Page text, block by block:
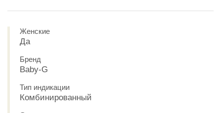
Женские
Да
Бренд
Baby-G
Тип индикации
Комбинированный